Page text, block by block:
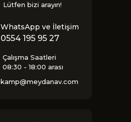
Lütfen bizi arayın!
WhatsApp ve İletişim
0554 195 95 27
Çalışma Saatleri
08:30 - 18:00 arası
kamp@meydanav.com